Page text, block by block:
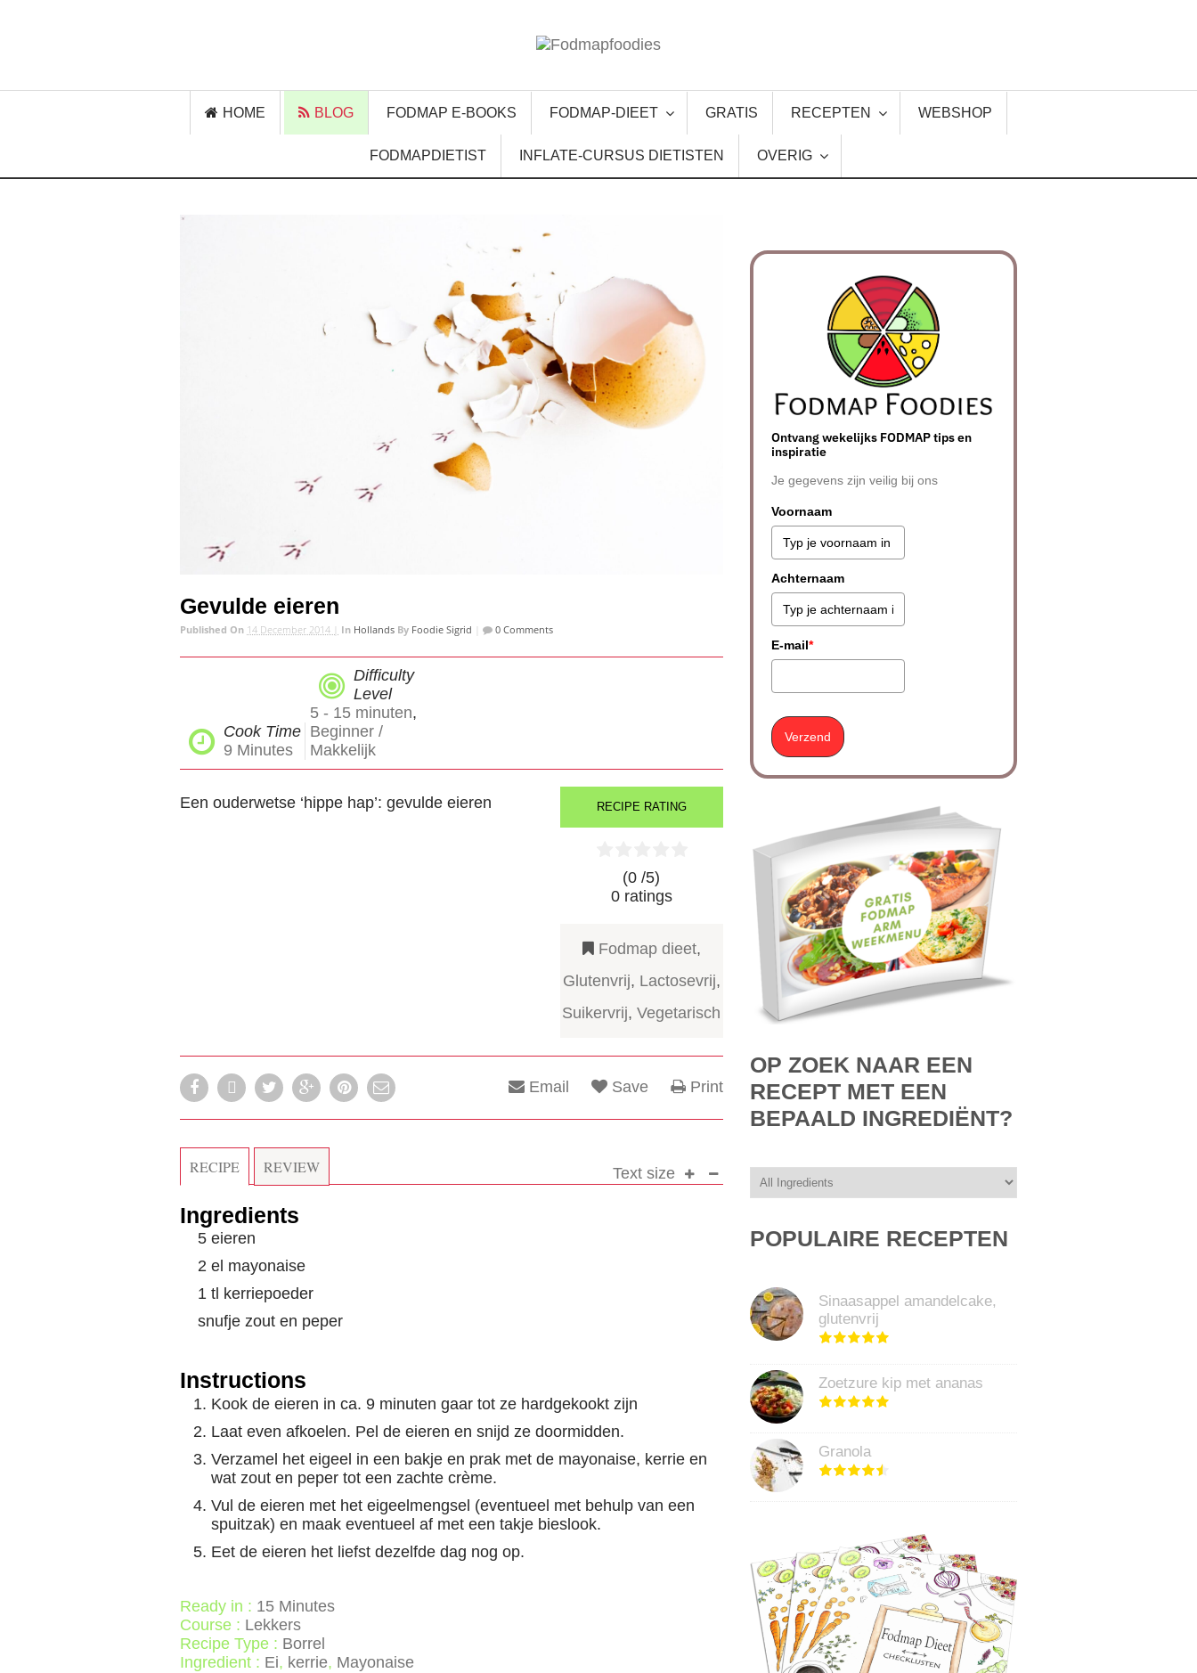
HOME BLOG FODMAP E-BOOKS FODMAP-DIEET GRATIS RECEPTEN WEBSHOP
FODMAPDIETIST INFLATE-CURSUS DIETISTEN OVERIG
Gevulde eieren
Published On 14 December 2014 | In Hollands By Foodie Sigrid 0 Comments
Cook Time
9 Minutes
Difficulty
Level
5 - 15 minuten,
Beginner /
Makkelijk
Een ouderwetse ‘hippe hap’: gevulde eieren RECIPE RATING
(0 /5)
0 ratings
Fodmap dieet,
Glutenvrij, Lactosevrij,
Suikervrij,Vegetarisch
Email Save Print
RECIPE REVIEW Text size
Ingredients
5 eieren
2 el mayonaise
1 tl kerriepoeder
snufje zout en peper
Instructions
Kook de eieren in ca. 9 minuten gaar tot ze hardgekookt zijn
Laat even afkoelen. Pel de eieren en snijd ze doormidden.
Verzamel het eigeel in een bakje en prak met de mayonaise, kerrie en
wat zout en peper tot een zachte crème.
Vul de eieren met het eigeelmengsel (eventueel met behulp van een
spuitzak) en maak eventueel af met een takje bieslook.
Eet de eieren het liefst dezelfde dag nog op.
Ready in : 15 Minutes
Course : Lekkers
Recipe Type : Borrel
Ingredient : Ei, kerrie, Mayonaise
Ontvang wekelijks FODMAP tips en
inspiratie
Je gegevens zijn veilig bij ons
Voornaam
Achternaam
E-mail*
Verzend
OP ZOEK NAAR EEN
RECEPT MET EEN
BEPAALD INGREDIËNT?
POPULAIRE RECEPTEN
Sinaasappel amandelcake,
glutenvrij
Zoetzure kip met ananas
Granola